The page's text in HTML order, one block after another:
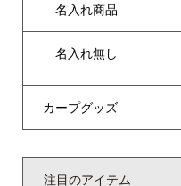
名入れ商品
名入れ無し
カープグッズ
注目のアイテム